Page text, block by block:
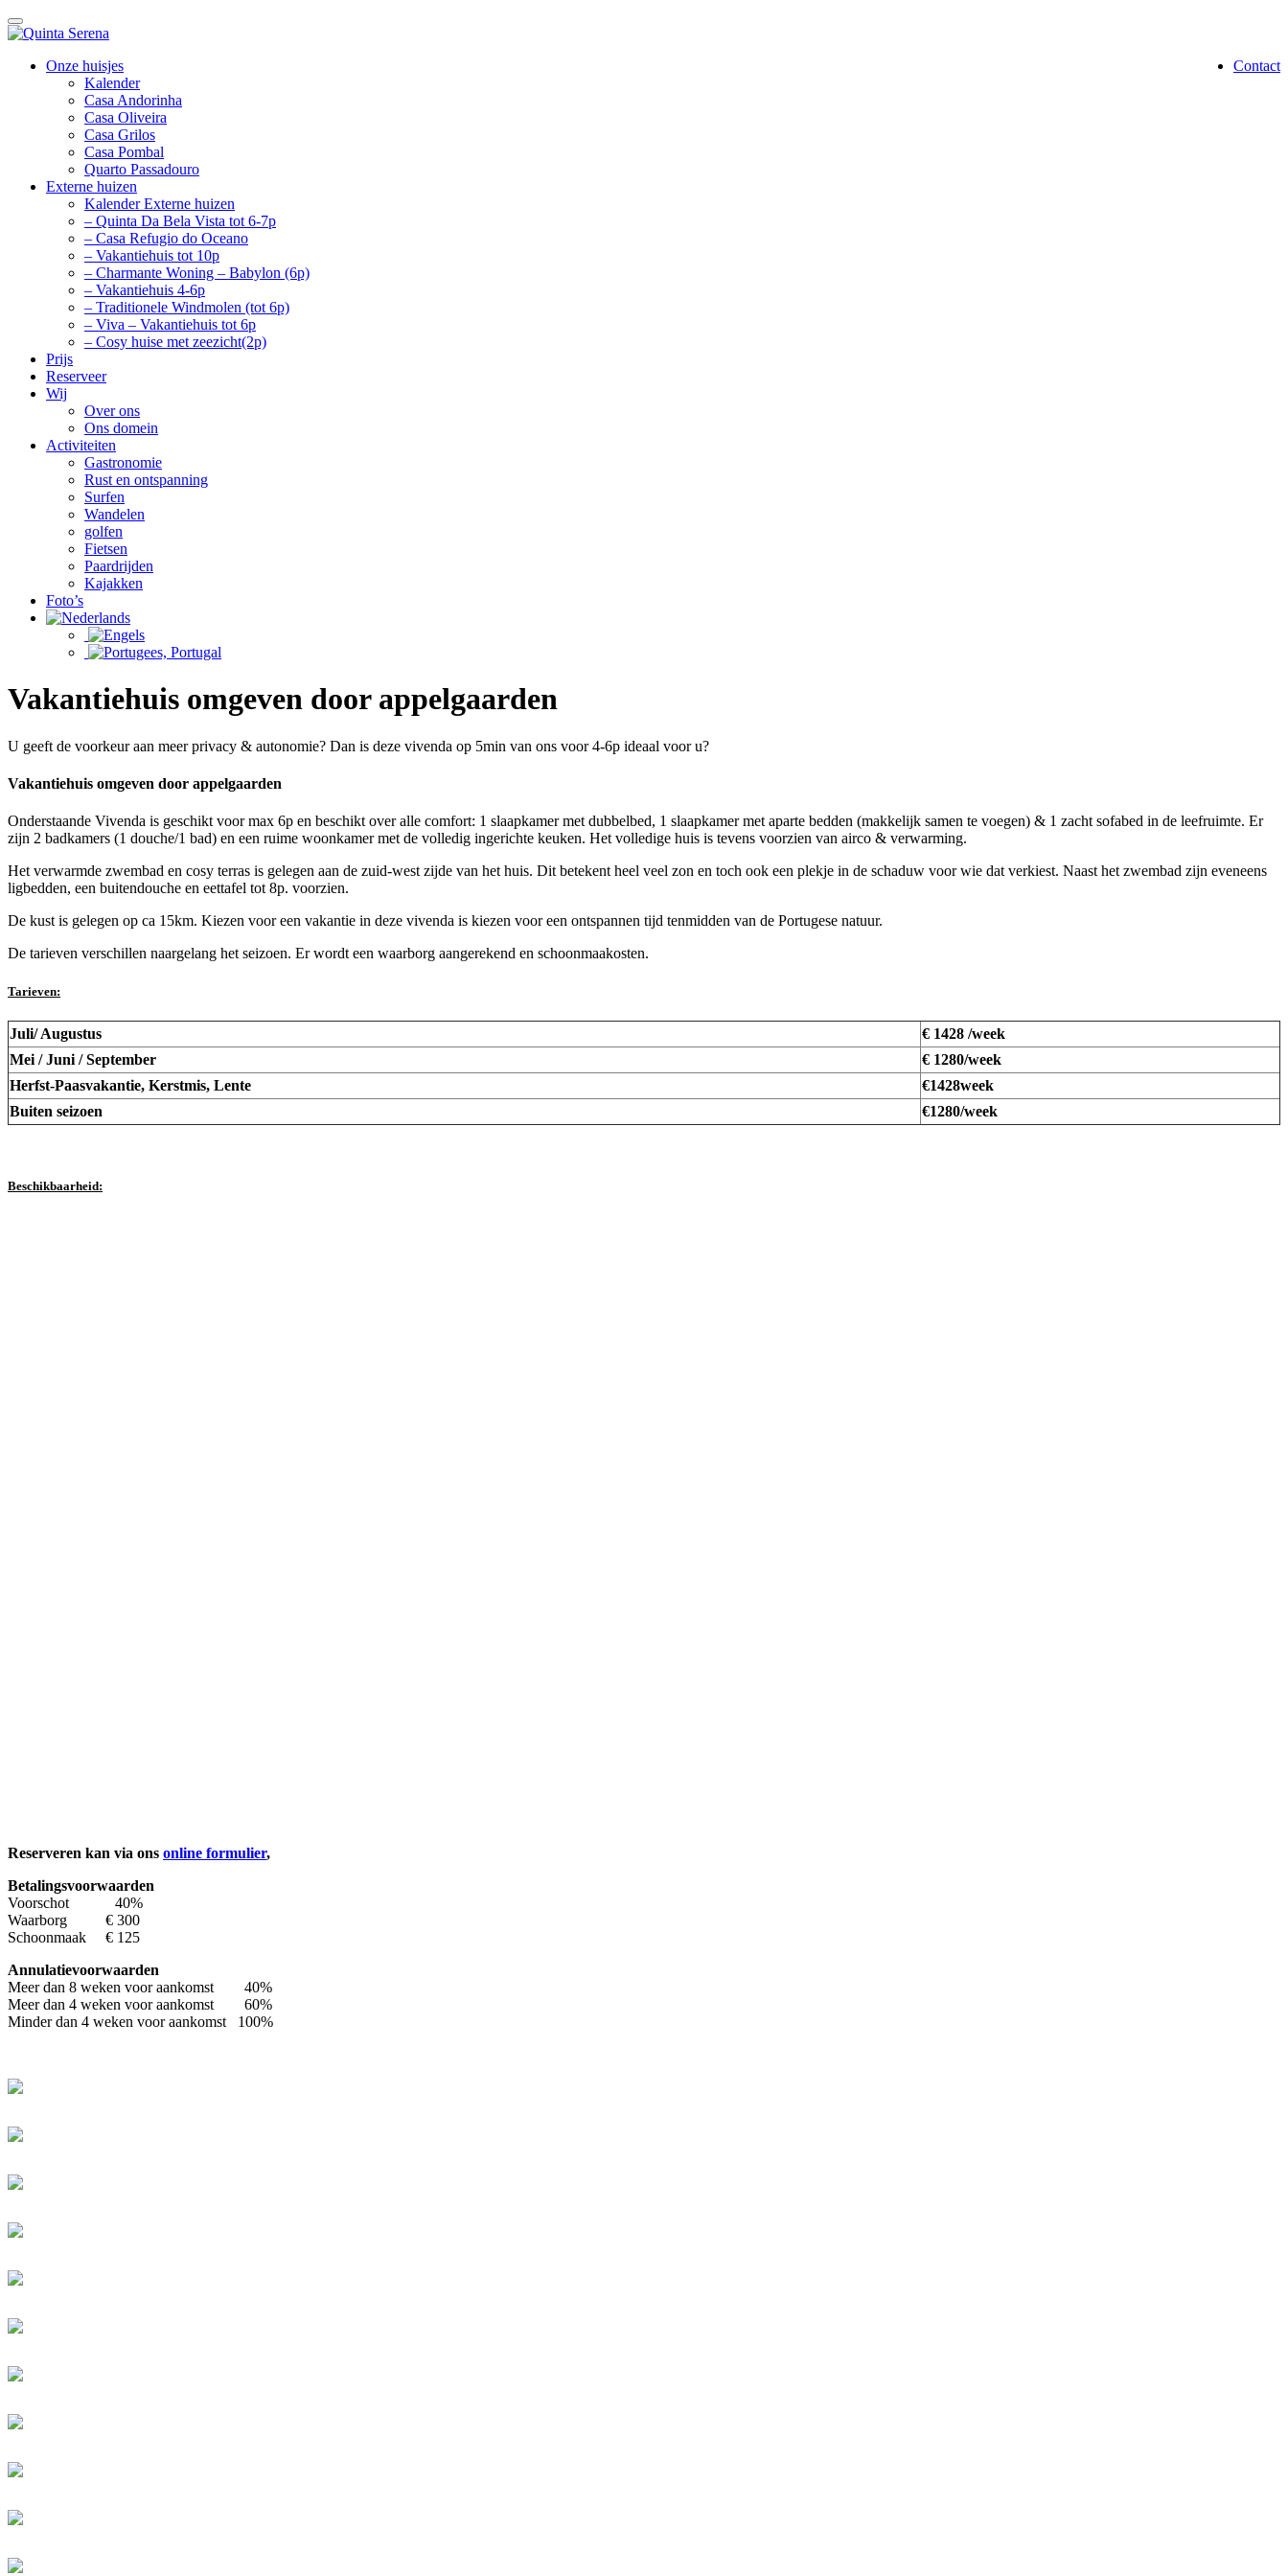
Contact
Onze huisjes
Kalender
Casa Andorinha
Casa Oliveira
Casa Grilos
Casa Pombal
Quarto Passadouro
Externe huizen
Kalender Externe huizen
– Quinta Da Bela Vista tot 6-7p
– Casa Refugio do Oceano
– Vakantiehuis tot 10p
– Charmante Woning – Babylon (6p)
– Vakantiehuis 4-6p
– Traditionele Windmolen (tot 6p)
– Viva – Vakantiehuis tot 6p
– Cosy huise met zeezicht(2p)
Prijs
Reserveer
Wij
Over ons
Ons domein
Activiteiten
Gastronomie
Rust en ontspanning
Surfen
Wandelen
golfen
Fietsen
Paardrijden
Kajakken
Foto’s
Vakantiehuis omgeven door appelgaarden
U geeft de voorkeur aan meer privacy & autonomie? Dan is deze vivenda op 5min van ons voor 4-6p ideaal voor u?
Vakantiehuis omgeven door appelgaarden
Onderstaande Vivenda is geschikt voor max 6p en beschikt over alle comfort: 1 slaapkamer met dubbelbed, 1 slaapkamer met aparte bedden (makkelijk samen te voegen) & 1 zacht sofabed in de leefruimte. Er
zijn 2 badkamers (1 douche/1 bad) en een ruime woonkamer met de volledig ingerichte keuken. Het volledige huis is tevens voorzien van airco & verwarming.
Het verwarmde zwembad en cosy terras is gelegen aan de zuid-west zijde van het huis. Dit betekent heel veel zon en toch ook een plekje in de schaduw voor wie dat verkiest. Naast het zwembad zijn eveneens
ligbedden, een buitendouche en eettafel tot 8p. voorzien.
De kust is gelegen op ca 15km. Kiezen voor een vakantie in deze vivenda is kiezen voor een ontspannen tijd tenmidden van de Portugese natuur.
De tarieven verschillen naargelang het seizoen. Er wordt een waarborg aangerekend en schoonmaakosten.
Tarieven:
Juli/ Augustus
€ 1428 /week
Mei / Juni / September
€ 1280/week
Herfst-Paasvakantie, Kerstmis, Lente
€1428week
Buiten seizoen
€1280/week
Beschikbaarheid:
Reserveren kan via ons online formulier,
Betalingsvoorwaarden
Voorschot 40%
Waarborg € 300
Schoonmaak € 125
Annulatievoorwaarden
Meer dan 8 weken voor aankomst 40%
Meer dan 4 weken voor aankomst 60%
Minder dan 4 weken voor aankomst 100%